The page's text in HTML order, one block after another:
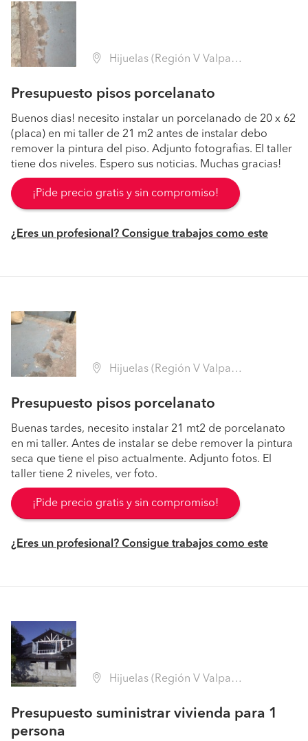
Hijuelas (Región V Valparaíso - Quillota)
Presupuesto pisos porcelanato
Buenos dias! necesito instalar un porcelanado de 20 x 62
(placa) en mi taller de 21 m2 antes de instalar debo
remover la pintura del piso. Adjunto fotografias. El taller
tiene dos niveles. Espero sus noticias. Muchas gracias!
¡Pide precio gratis y sin compromiso!
¿Eres un profesional? Consigue trabajos como este
Hijuelas (Región V Valparaíso - Quillota)
Presupuesto pisos porcelanato
Buenas tardes, necesito instalar 21 mt2 de porcelanato
en mi taller. Antes de instalar se debe remover la pintura
seca que tiene el piso actualmente. Adjunto fotos. El
taller tiene 2 niveles, ver foto.
¡Pide precio gratis y sin compromiso!
¿Eres un profesional? Consigue trabajos como este
Hijuelas (Región V Valparaíso - Quillota)
Presupuesto suministrar vivienda para 1
persona